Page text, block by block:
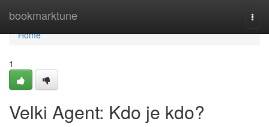
bookmarktune
Home
Home
1
Velki Agent: Kdo je kdo?